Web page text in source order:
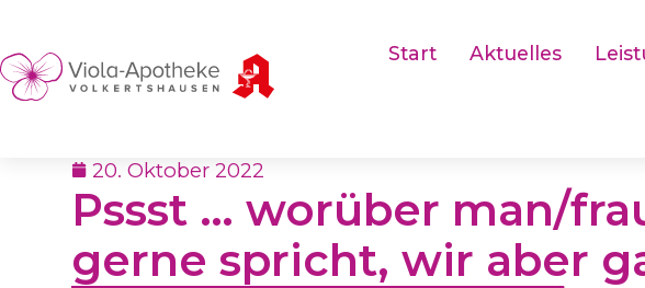
Start Aktuelles
20. Oktober 2022
Pssst … worüber man/
gerne spricht, wir aber